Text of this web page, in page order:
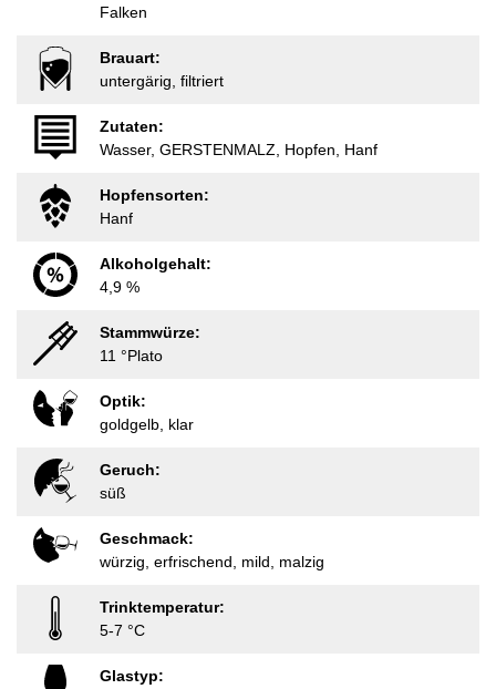
Falken
Brauart:
untergärig, filtriert
Zutaten:
Wasser, GERSTENMALZ, Hopfen, Hanf
Hopfensorten:
Hanf
Alkoholgehalt:
4,9 %
Stammwürze:
11 °Plato
Optik:
goldgelb, klar
Geruch:
süß
Geschmack:
würzig, erfrischend, mild, malzig
Trinktemperatur:
5-7 °C
Glastyp: